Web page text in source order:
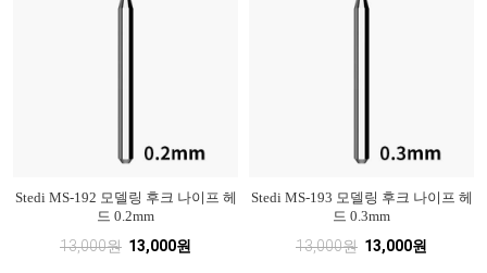
Stedi MS-192 모델링 후크 나이프 헤
드 0.2mm
13,000원 13,000원
Stedi MS-193 모델링 후크 나이프 헤
드 0.3mm
13,000원 13,000원